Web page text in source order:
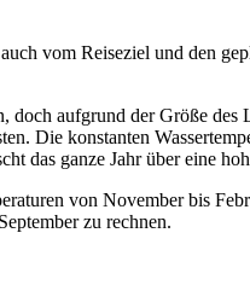
vom Reiseziel und den
aufgrund der Größe
Die konstanten
das ganze Jahr über eine
von November bis
zu rechnen.